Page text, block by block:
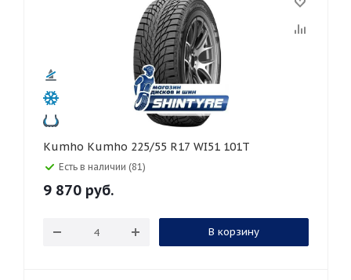
Kumho Kumho 225/55 R17 WI51 101T
Есть в наличии (81)
9 870 руб.
В корзину